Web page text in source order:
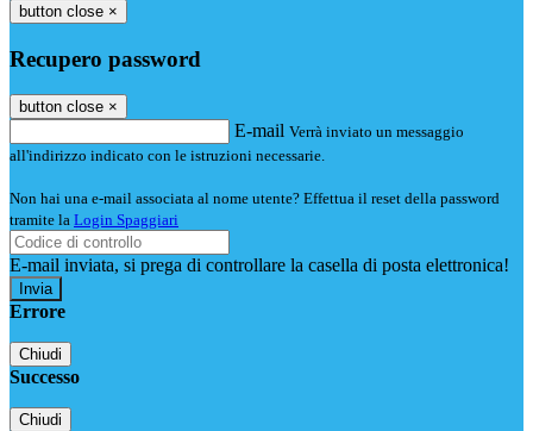
button close ×
Recupero password
button close ×
E-mail Verrà inviato un messaggio
all'indirizzo indicato con le istruzioni necessarie.
Non hai una e-mail associata al nome utente? Effettua il reset della password
tramite la Login Spaggiari
E-mail inviata, si prega di controllare la casella di posta elettronica!
Errore
Chiudi
Successo
Chiudi